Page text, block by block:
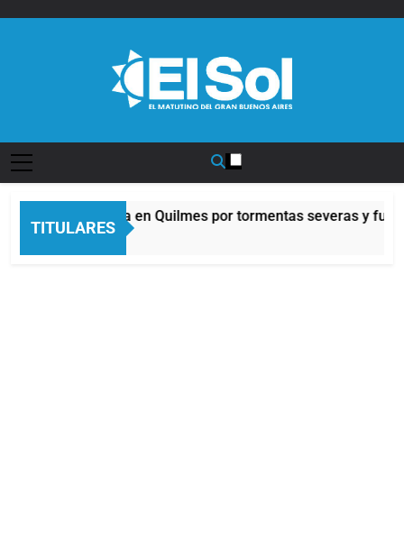
TITULARES
Alerta naranja en Quilmes por tormentas severas y
5 Horas Atrás